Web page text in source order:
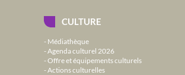
CULTURE
Médiathèque
Agenda culturel 2026
Offre et équipements culturels
Actions culturelles